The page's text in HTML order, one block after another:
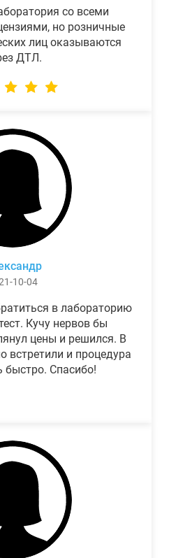
со всеми
но розничные
лиц оказываются
ДТЛ.
10-04
в лабораторию
Кучу нервов бы
цены и решился. В
встретили и процедура
быстро. Спасибо!